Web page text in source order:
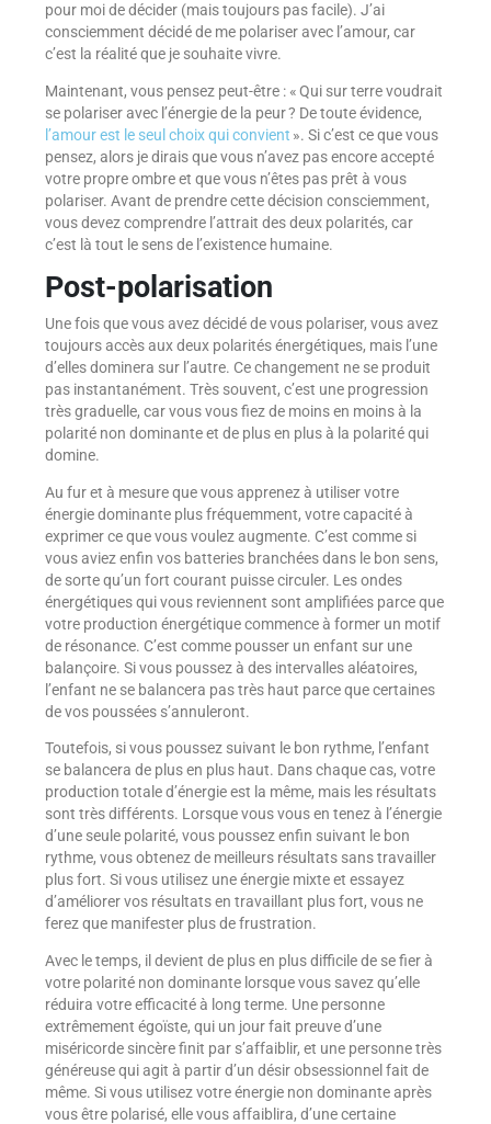
pour moi de décider (mais toujours pas facile). J’ai
consciemment décidé de me polariser avec l’amour, car
c’est la réalité que je souhaite vivre.
Maintenant, vous pensez peut-être : « Qui sur terre voudrait
se polariser avec l’énergie de la peur ? De toute évidence,
l’amour est le seul choix qui convient ». Si c’est ce que vous
pensez, alors je dirais que vous n’avez pas encore accepté
votre propre ombre et que vous n’êtes pas prêt à vous
polariser. Avant de prendre cette décision consciemment,
vous devez comprendre l’attrait des deux polarités, car
c’est là tout le sens de l’existence humaine.
Post-polarisation
Une fois que vous avez décidé de vous polariser, vous avez
toujours accès aux deux polarités énergétiques, mais l’une
d’elles dominera sur l’autre. Ce changement ne se produit
pas instantanément. Très souvent, c’est une progression
très graduelle, car vous vous fiez de moins en moins à la
polarité non dominante et de plus en plus à la polarité qui
domine.
Au fur et à mesure que vous apprenez à utiliser votre
énergie dominante plus fréquemment, votre capacité à
exprimer ce que vous voulez augmente. C’est comme si
vous aviez enfin vos batteries branchées dans le bon sens,
de sorte qu’un fort courant puisse circuler. Les ondes
énergétiques qui vous reviennent sont amplifiées parce que
votre production énergétique commence à former un motif
de résonance. C’est comme pousser un enfant sur une
balançoire. Si vous poussez à des intervalles aléatoires,
l’enfant ne se balancera pas très haut parce que certaines
de vos poussées s’annuleront.
Toutefois, si vous poussez suivant le bon rythme, l’enfant
se balancera de plus en plus haut. Dans chaque cas, votre
production totale d’énergie est la même, mais les résultats
sont très différents. Lorsque vous vous en tenez à l’énergie
d’une seule polarité, vous poussez enfin suivant le bon
rythme, vous obtenez de meilleurs résultats sans travailler
plus fort. Si vous utilisez une énergie mixte et essayez
d’améliorer vos résultats en travaillant plus fort, vous ne
ferez que manifester plus de frustration.
Avec le temps, il devient de plus en plus difficile de se fier à
votre polarité non dominante lorsque vous savez qu’elle
réduira votre efficacité à long terme. Une personne
extrêmement égoïste, qui un jour fait preuve d’une
miséricorde sincère finit par s’affaiblir, et une personne très
généreuse qui agit à partir d’un désir obsessionnel fait de
même. Si vous utilisez votre énergie non dominante après
vous être polarisé, elle vous affaiblira, d’une certaine